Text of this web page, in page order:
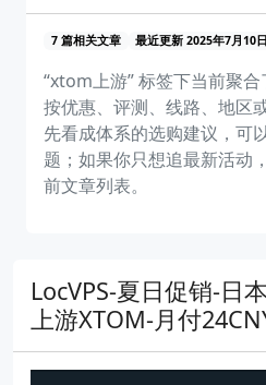
7 篇相关文章 最近更新 2025年7月10日
“xtom上游” 标签下当前聚
按优惠、评测、线路、地区
先看成体系的选购建议，可
题；如果你只想追最新活动
前文章列表。
LocVPS-夏日促销-日
上游XTOM-月付